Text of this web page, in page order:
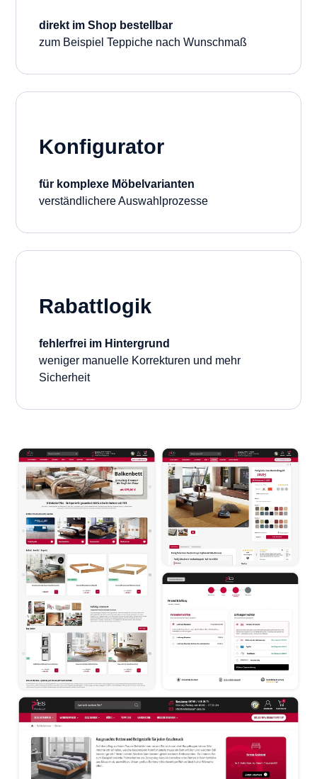
direkt im Shop bestellbar
zum Beispiel Teppiche nach Wunschmaß
Konfigurator
für komplexe Möbelvarianten
verständlichere Auswahlprozesse
Rabattlogik
fehlerfrei im Hintergrund
weniger manuelle Korrekturen und mehr
Sicherheit